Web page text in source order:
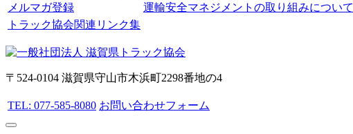
メルマガ登録
運輸安全マネジメントの取り組みについて
トラック協会関連リンク集
〒524-0104 滋賀県守山市木浜町2298番地の4
TEL: 077-585-8080 お問い合わせフォーム